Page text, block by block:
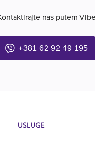
nas putem
+381 62 92 49 195
USLUGE